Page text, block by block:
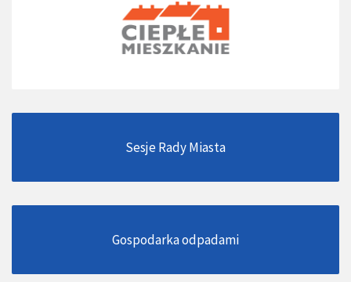
Sesje Rady Miasta
Gospodarka odpadami